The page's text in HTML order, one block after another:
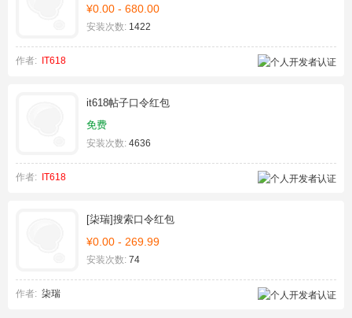
¥0.00 - 680.00
安装次数: 1422
作者: IT618
it618帖子口令红包
免费
安装次数: 4636
作者: IT618
[柒瑞]搜索口令红包
¥0.00 - 269.99
安装次数: 74
作者: 柒瑞